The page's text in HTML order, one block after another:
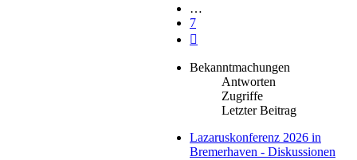
…
7
Bekanntmachungen
Antworten
Zugriffe
Letzter Beitrag
Lazaruskonferenz 2026 in
Bremerhaven - Diskussionen